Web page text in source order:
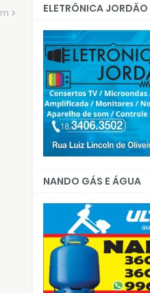
ELETRÔNICA JORDÃO
NANDO GÁS E ÁGUA